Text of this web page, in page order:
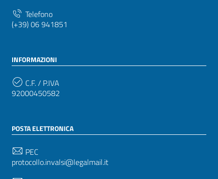
Telefono
(+39) 06 941851
INFORMAZIONI
C.F. / P.IVA
92000450582
POSTA ELETTRONICA
PEC
protocollo.invalsi@legalmail.it